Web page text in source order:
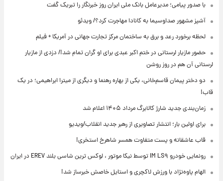
با صدور پیامی؛ مدیرعامل بانک ملی ایران روز خبرنگار را تبریک گفت
آشپز مشهور صداوسیما به کانادا مهاجرت کرد؟/ ویدئو
لحظه برخورد رعد و برق به ساختمان مرکز تجارت جهانی در آمریکا + فیلم
حضور مازیار لرستانی در ختم اکبر عبدی برای او گران تمام شد!/ دزدی از مازیار
لرستانی آن هم در روز روشن
دو دختر پیمان قاسم‌خانی، یکی از بهاره رهنما و دیگری از میترا ابراهیمی؛ در یک
قاب!
زمان‌بندی جدید شارژ کالابرگ مرداد ۱۴۰۵ اعلام شد
برای اولین بار؛ انتشار تصاویری از رهبر جدید انقلاب/ویدیو
قاب عاشقانه و پست متفاوت همسر شاهرخ استخری!
رونمایی خودرو IM LS۹ توسط نیکا موتور ، لوکس ترین شاسی بلند EREV در ایران
الهام پاوه‌نژاد با ورزش لاکچری و استایل خاصش خبرساز شد!